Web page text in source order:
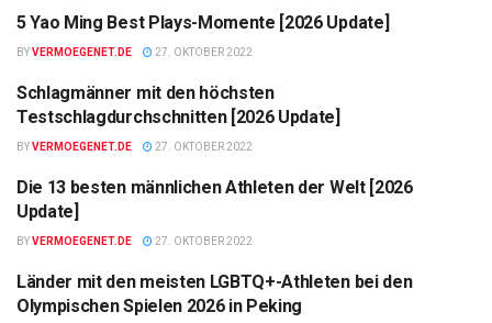
LISTE
5 Yao Ming Best Plays-Momente [2026 Update]
BYVERMOEGENET.DE 27. OKTOBER 2022
LISTE
Schlagmänner mit den höchsten
Testschlagdurchschnitten [2026 Update]
BYVERMOEGENET.DE 27. OKTOBER 2022
LISTE
Die 13 besten männlichen Athleten der Welt [2026
Update]
BYVERMOEGENET.DE 27. OKTOBER 2022
LISTE
Länder mit den meisten LGBTQ+-Athleten bei den
Olympischen Spielen 2026 in Peking